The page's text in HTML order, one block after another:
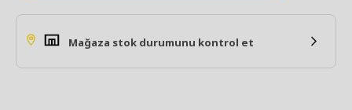
Mağaza stok durumunu kontrol et